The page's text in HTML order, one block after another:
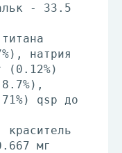
- 33.5
натрия
(0.12%)
qsp до
краситель
мг